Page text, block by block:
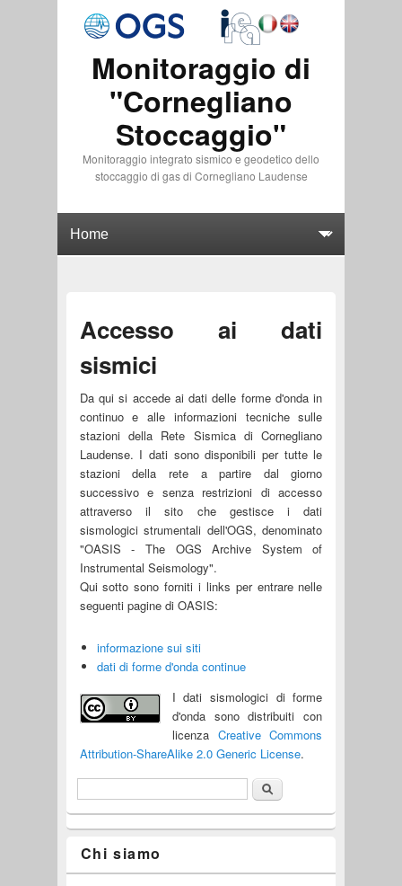
Monitoraggio di
"Cornegliano
Stoccaggio"
Monitoraggio integrato sismico e geodetico dello
stoccaggio di gas di Cornegliano Laudense
Accesso ai dati
sismici
Da qui si accede ai dati delle forme d'onda in
continuo e alle informazioni tecniche sulle
stazioni della Rete Sismica di Cornegliano
Laudense. I dati sono disponibili per tutte le
stazioni della rete a partire dal giorno
successivo e senza restrizioni di accesso
attraverso il sito che gestisce i dati
sismologici strumentali dell'OGS, denominato
"OASIS - The OGS Archive System of
Instrumental Seismology".
Qui sotto sono forniti i links per entrare nelle
seguenti pagine di OASIS:
informazione sui siti
dati di forme d'onda continue
I dati sismologici di forme
d'onda sono distribuiti con
licenza Creative Commons
Attribution-ShareAlike 2.0 Generic License.
English
Form di ricerca Cerca
Chi siamo